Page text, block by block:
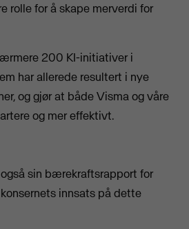
rolle for å skape merverdi for
200 KI-initiativer i
har allerede resultert i nye
og gjør at både Visma og våre
og mer effektivt.
sin bærekraftsrapport for
innsats på dette